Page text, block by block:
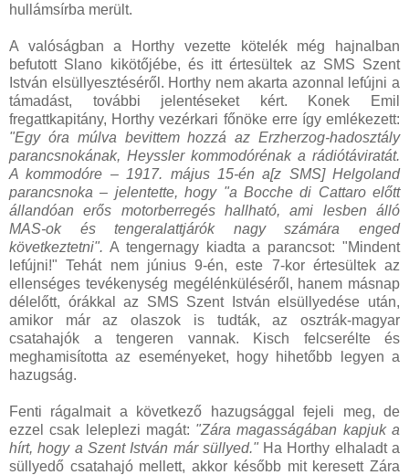
hullámsírba merült.
A valóságban a Horthy vezette kötelék még hajnalban
befutott Slano kikötőjébe, és itt értesültek az SMS Szent
István elsüllyesztéséről. Horthy nem akarta azonnal lefújni a
támadást, további jelentéseket kért. Konek Emil
fregattkapitány, Horthy vezérkari főnöke erre így emlékezett:
"Egy óra múlva bevittem hozzá az Erzherzog-hadosztály
parancsnokának, Heyssler kommodórénak a rádiótáviratát.
A kommodóre – 1917. május 15-én a[z SMS] Helgoland
parancsnoka – jelentette, hogy "a Bocche di Cattaro előtt
állandóan erős motorberregés hallható, ami lesben álló
MAS-ok és tengeralattjárók nagy számára enged
következtetni". A tengernagy kiadta a parancsot: "Mindent
lefújni!" Tehát nem június 9-én, este 7-kor értesültek az
ellenséges tevékenység megélénküléséről, hanem másnap
délelőtt, órákkal az SMS Szent István elsüllyedése után,
amikor már az olaszok is tudták, az osztrák-magyar
csatahajók a tengeren vannak. Kisch felcserélte és
meghamisította az eseményeket, hogy hihetőbb legyen a
hazugság.
Fenti rágalmait a következő hazugsággal fejeli meg, de
ezzel csak leleplezi magát: "Zára magasságában kapjuk a
hírt, hogy a Szent István már süllyed."Ha Horthy elhaladt a
süllyedő csatahajó mellett, akkor később mit keresett Zára